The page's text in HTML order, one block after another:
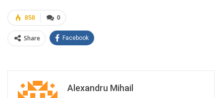
0
858
Share Facebook
Alexandru Mihail